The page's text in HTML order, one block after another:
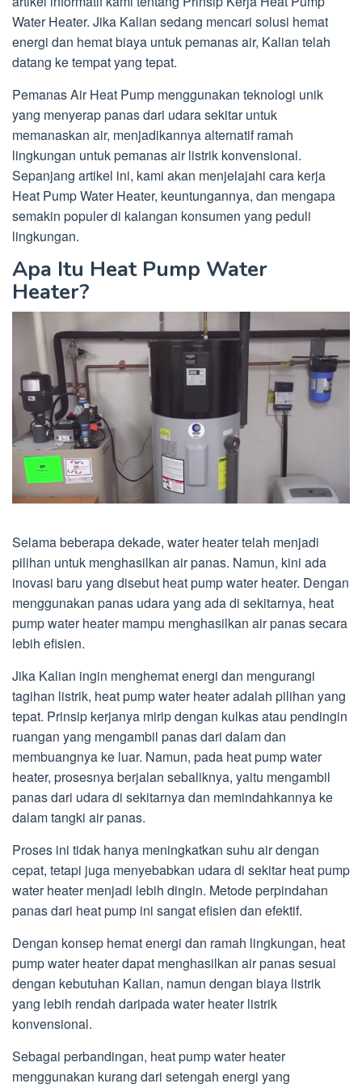
Water Heater. Jika Kalian sedang mencari solusi hemat
energi dan hemat biaya untuk pemanas air, Kalian telah
datang ke tempat yang tepat.
Pemanas Air Heat Pump menggunakan teknologi unik
yang menyerap panas dari udara sekitar untuk
memanaskan air, menjadikannya alternatif ramah
lingkungan untuk pemanas air listrik konvensional.
Sepanjang artikel ini, kami akan menjelajahi cara kerja
Heat Pump Water Heater, keuntungannya, dan mengapa
semakin populer di kalangan konsumen yang peduli
lingkungan.
Apa Itu Heat Pump Water
Heater?
Selama beberapa dekade, water heater telah menjadi
pilihan untuk menghasilkan air panas. Namun, kini ada
inovasi baru yang disebut heat pump water heater. Dengan
menggunakan panas udara yang ada di sekitarnya, heat
pump water heater mampu menghasilkan air panas secara
lebih efisien.
Jika Kalian ingin menghemat energi dan mengurangi
tagihan listrik, heat pump water heater adalah pilihan yang
tepat. Prinsip kerjanya mirip dengan kulkas atau pendingin
ruangan yang mengambil panas dari dalam dan
membuangnya ke luar. Namun, pada heat pump water
heater, prosesnya berjalan sebaliknya, yaitu mengambil
panas dari udara di sekitarnya dan memindahkannya ke
dalam tangki air panas.
Proses ini tidak hanya meningkatkan suhu air dengan
cepat, tetapi juga menyebabkan udara di sekitar heat pump
water heater menjadi lebih dingin. Metode perpindahan
panas dari heat pump ini sangat efisien dan efektif.
Dengan konsep hemat energi dan ramah lingkungan, heat
pump water heater dapat menghasilkan air panas sesuai
dengan kebutuhan Kalian, namun dengan biaya listrik
yang lebih rendah daripada water heater listrik
konvensional.
Sebagai perbandingan, heat pump water heater
menggunakan kurang dari setengah energi yang